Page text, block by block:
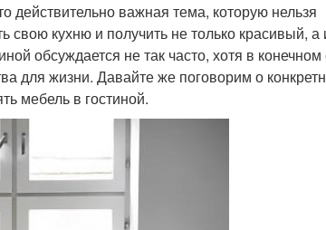
действительно важная тема, которую нельзя
свою кухню и получить не только красивый, а
обсуждается не так часто, хотя в конечном
для жизни. Давайте же поговорим о
мебель в гостиной.